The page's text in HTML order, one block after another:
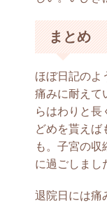
まとめ
ほぼ日記のよ
痛みに耐えて
らはわりと長
どめを貰えば
も。子宮の収
に過ごしまし
退院日には痛